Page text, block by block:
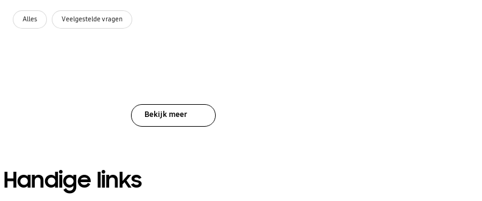
Alles Veelgestelde vragen
Bekijk meer
Handige links